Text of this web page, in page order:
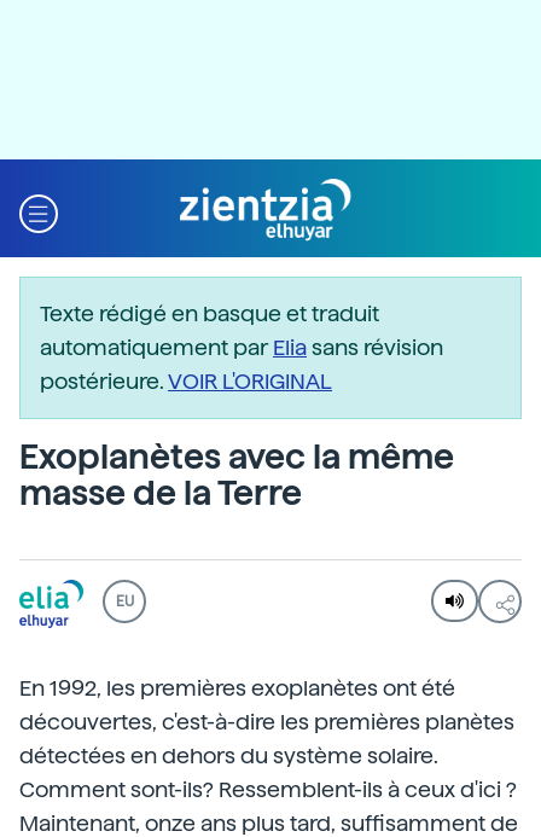
Texte rédigé en basque et traduit
automatiquement parEliasans révision
postérieure.VOIR L'ORIGINAL
Exoplanètes avec la même
masse de la Terre
EU
En 1992, les premières exoplanètes ont été
découvertes, c'est-à-dire les premières planètes
détectées en dehors du système solaire.
Comment sont-ils? Ressemblent-ils à ceux d'ici ?
Maintenant, onze ans plus tard, suffisamment de